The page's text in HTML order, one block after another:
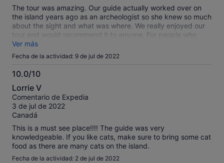
The tour was amazing. Our guide actually worked over on
the island years ago as an archeologist so she knew so much
about the sight and what was where. We really enjoyed our
tour and would recommend it to anyone. For people who
have a little more difficulty walking this tour was not bad.
They had transportation by boat to the island and most of
the places we were walking the ground didn’t have to high of
inclines. We did walk the entire time aside from the boat ride
to and from. Get there early so you can sit at the top deck
and look out over the ocean. Bring water and snacks
because they only have a bathroom at the sight.
Ver más
Fecha de la actividad: 9 de jul de 2022
10.0/10
10.0
sobre
10
Lorrie V
Comentario de Expedia
3 de jul de 2022
Canadá
This is a must see place!!!! The guide was very
knowledgeable. If you like cats, make sure to bring some cat
food as there are many cats on the island.
Fecha de la actividad: 2 de jul de 2022